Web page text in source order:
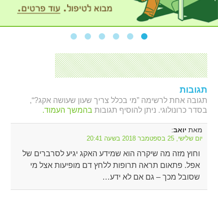
תגובות
תגובה אחת לרשימה ”מי בכלל צריך שעון שעושה אקג?“,
בסדר כרונולוגי. ניתן להוסיף תגובות בהמשך העמוד.
מאת יואב:
יום שלישי, 25 בספטמבר 2018 בשעה 20:41
וחוץ מזה מה שיקרה הוא שמידע האקג יגיע לסרברים של
אפל. פתאום תראה תרופות ללחץ דם מופיעות אצל מי
שסובל מכך – גם אם לא ידע…